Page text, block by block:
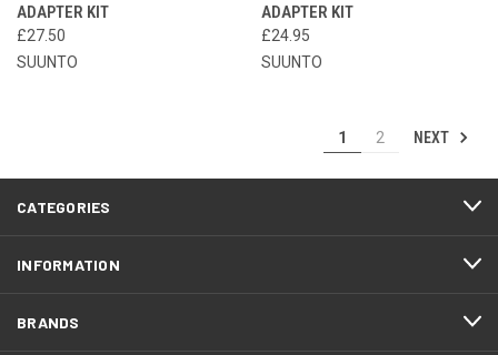
ADAPTER KIT
£27.50
SUUNTO
ADAPTER KIT
£24.95
SUUNTO
1 2 NEXT
CATEGORIES
INFORMATION
BRANDS